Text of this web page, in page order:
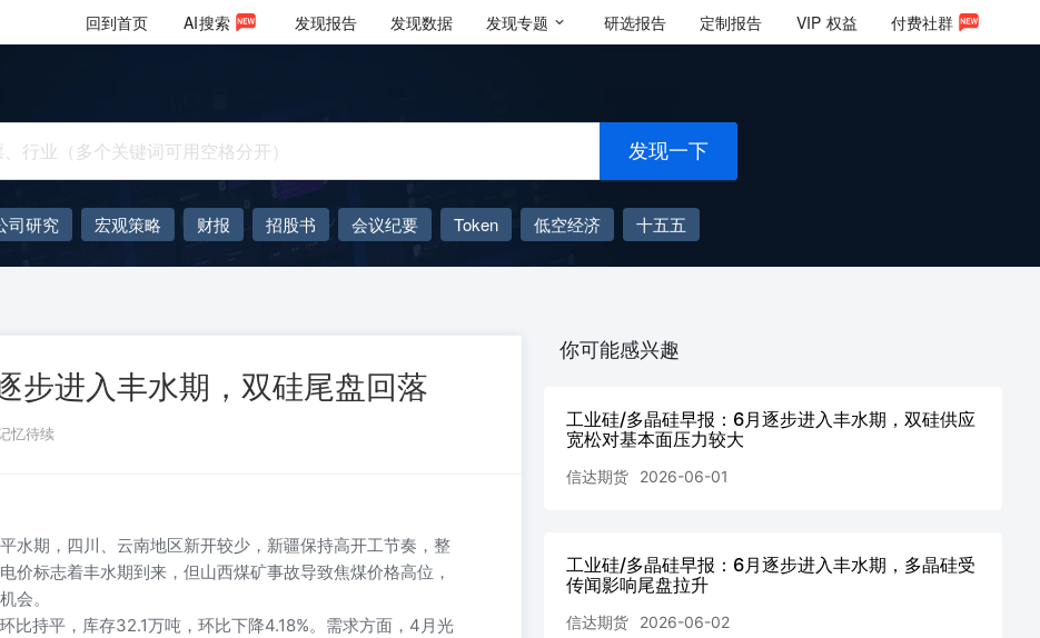
回到首页 AI搜索 发现报告 发现数据 发现专题 研选报告 定制报告 VIP 权益 付费社群
发现一下
司研究 宏观策略 财报 招股书 会议纪要 Token 低空经济
十五五
AIGC
大模型
步进入丰水期，双硅尾盘回落
忆待续
水期，四川、云南地区新开较少，新疆保持高开工节奏，整
价标志着丰水期到来，但山西煤矿事故导致焦煤价格高位，
会。
比持平，库存32.1万吨，环比下降4.18%。需求方面，4月光
你可能感兴趣
工业硅/多晶硅早报：6月逐步进入丰水期，双硅供应
宽松对基本面压力较大
信达期货 2026-06-01
工业硅/多晶硅早报：6月逐步进入丰水期，多晶硅受
传闻影响尾盘拉升
信达期货 2026-06-02